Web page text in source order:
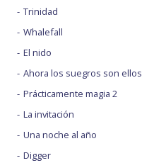
Trinidad
Whalefall
El nido
Ahora los suegros son ellos
Prácticamente magia 2
La invitación
Una noche al año
Digger